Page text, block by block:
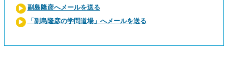
副島隆彦へメールを送る
「副島隆彦の学問道場」へメールを送る